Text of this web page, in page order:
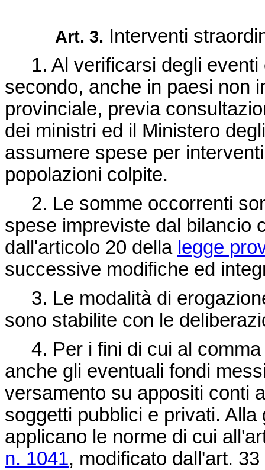
Art. 3. Interventi
1. Al verificarsi degli eventi
secondo, anche in paesi non
provinciale, previa
dei ministri ed il Ministero
assumere spese per
popolazioni colpite.
2. Le somme occorrenti
spese impreviste dal bilancio
dall'articolo 20 della legge
successive modifiche ed
3. Le modalità di
sono stabilite con le
4. Per i fini di cui al comma
anche gli eventuali fondi
versamento su appositi conti
soggetti pubblici e privati.
applicano le norme di cui
n. 1041, modificato dall'art.